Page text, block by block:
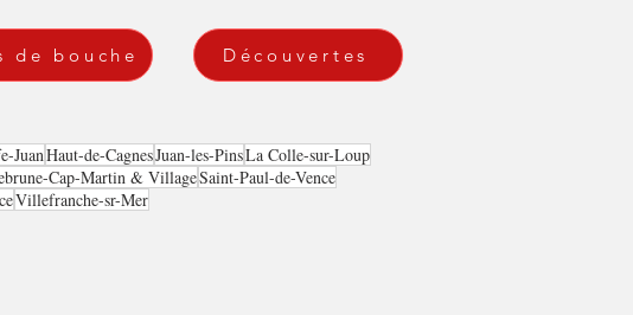
de bouche Découvertes
JuanHaut-de-CagnesJuan-les-PinsLa Colle-sur-Loup
Cap-Martin & VillageSaint-Paul-de-Vence
Villefranche-sr-Mer